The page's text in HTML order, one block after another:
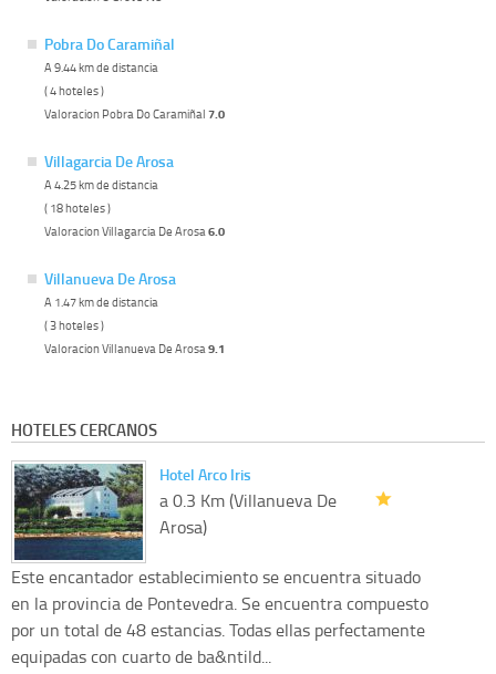
Pobra Do Caramiñal
A 9.44 km de distancia
( 4 hoteles )
Valoracion Pobra Do Caramiñal 7.0
Villagarcia De Arosa
A 4.25 km de distancia
( 18 hoteles )
Valoracion Villagarcia De Arosa 6.0
Villanueva De Arosa
A 1.47 km de distancia
( 3 hoteles )
Valoracion Villanueva De Arosa 9.1
HOTELES CERCANOS
Hotel Arco Iris
a 0.3 Km (Villanueva De
Arosa)
Este encantador establecimiento se encuentra situado
en la provincia de Pontevedra. Se encuentra compuesto
por un total de 48 estancias. Todas ellas perfectamente
equipadas con cuarto de ba&ntild...